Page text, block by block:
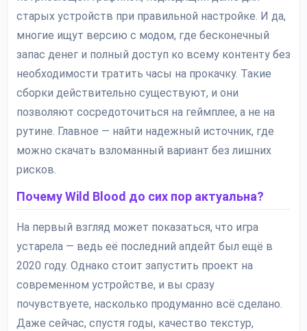
старых устройств при правильной настройке. И да,
многие ищут версию с модом, где бесконечный
запас денег и полный доступ ко всему контенту без
необходимости тратить часы на прокачку. Такие
сборки действительно существуют, и они
позволяют сосредоточиться на геймплее, а не на
рутине. Главное — найти надежный источник, где
можно скачать взломанный вариант без лишних
рисков.
Почему Wild Blood до сих пор актуальна?
На первый взгляд может показаться, что игра
устарела — ведь её последний апдейт был ещё в
2020 году. Однако стоит запустить проект на
современном устройстве, и вы сразу
почувствуете, насколько продуманно всё сделано.
Даже сейчас, спустя годы, качество текстур,